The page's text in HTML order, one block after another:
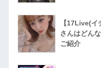
【17Live(
さんはどん
ご紹介